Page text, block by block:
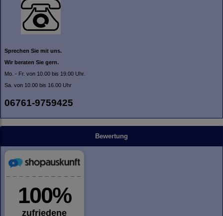
Sprechen Sie mit uns.
Wir beraten Sie gern.
Mo. - Fr. von 10.00 bis 19.00 Uhr.
Sa. von 10.00 bis 16.00 Uhr
06761-9759425
Bewertung